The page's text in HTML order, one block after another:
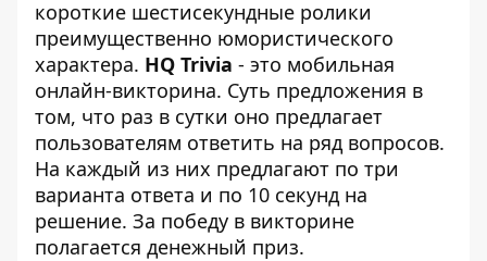
короткие шестисекундные ролики
преимущественно юмористического
характера. HQ Trivia - это мобильная
онлайн-викторина. Суть предложения в
том, что раз в сутки оно предлагает
пользователям ответить на ряд вопросов.
На каждый из них предлагают по три
варианта ответа и по 10 секунд на
решение. За победу в викторине
полагается денежный приз.